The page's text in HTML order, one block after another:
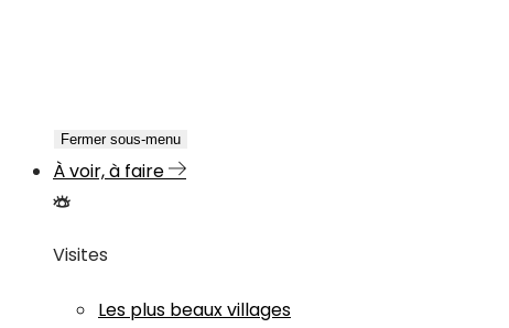
Fermer sous-menu
À voir, à faire
Visites
Les plus beaux villages